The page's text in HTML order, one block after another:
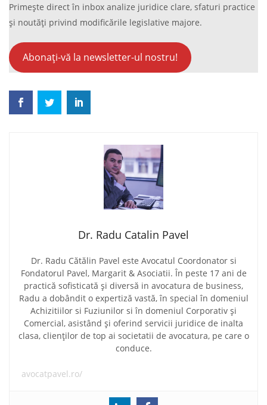
Primește direct în inbox analize juridice clare, sfaturi practice
și noutăți privind modificările legislative majore.
Abonați-vă la newsletter-ul nostru!
Dr. Radu Catalin Pavel
Dr. Radu Cătălin Pavel este Avocatul Coordonator si
Fondatorul Pavel, Margarit & Asociatii. În peste 17 ani de
practică sofisticată și diversă in avocatura de business,
Radu a dobândit o expertiză vastă, în special în domeniul
Achizitiilor si Fuziunilor si în domeniul Corporativ și
Comercial, asistând și oferind servicii juridice de inalta
clasa, clienților de top ai societatii de avocatura, pe care o
conduce.
avocatpavel.ro/